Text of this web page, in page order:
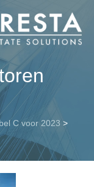
C voor 2023 >